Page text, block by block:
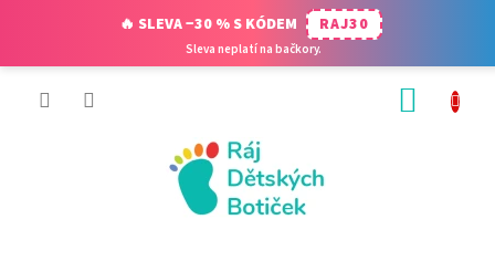
🔥 SLEVA −30 % S KÓDEM RAJ30
Sleva neplatí na bačkory.